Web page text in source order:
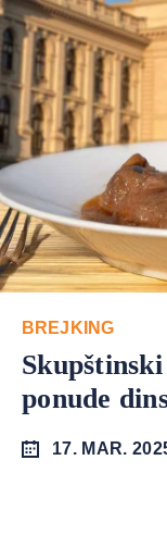
BREJKING
ponude
17. MAR.